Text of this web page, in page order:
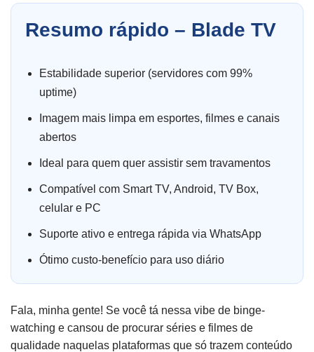
Resumo rápido – Blade TV
Estabilidade superior (servidores com 99%
uptime)
Imagem mais limpa em esportes, filmes e canais
abertos
Ideal para quem quer assistir sem travamentos
Compatível com Smart TV, Android, TV Box,
celular e PC
Suporte ativo e entrega rápida via WhatsApp
Ótimo custo-benefício para uso diário
Fala, minha gente! Se você tá nessa vibe de binge-
watching e cansou de procurar séries e filmes de
qualidade naquelas plataformas que só trazem conteúdo